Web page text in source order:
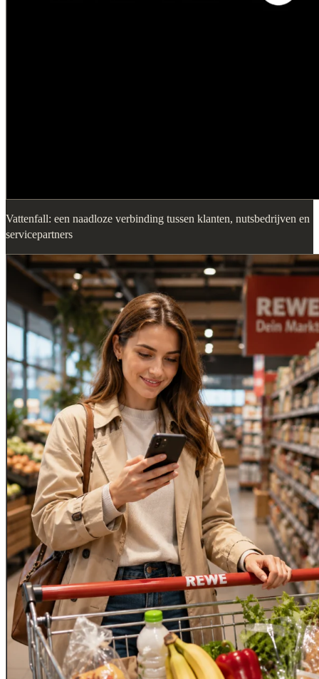
Vattenfall: een naadloze verbinding tussen klanten, nutsbedrijven en
servicepartners